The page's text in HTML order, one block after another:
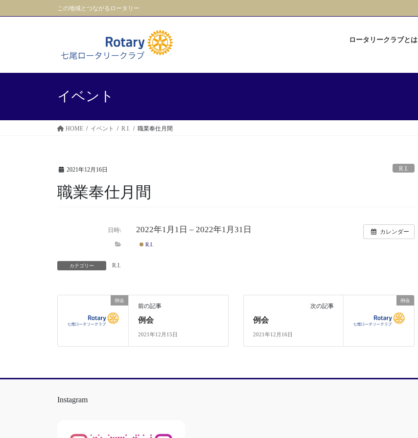
ン
移
ビ
ン
この地域とつながるロータリー
ロータリークラブとは
イベント
HOME イベント R.I. 職業奉仕月間
2021年12月16日 R.I.
職業奉仕月間
カレンダー
日時: 2022年1月1日 – 2022年1月31日
R.I.
カテゴリー R.I.
例会
前の記事
例会
2021年12月15日
例会
次の記事
例会
2021年12月16日
Instagram